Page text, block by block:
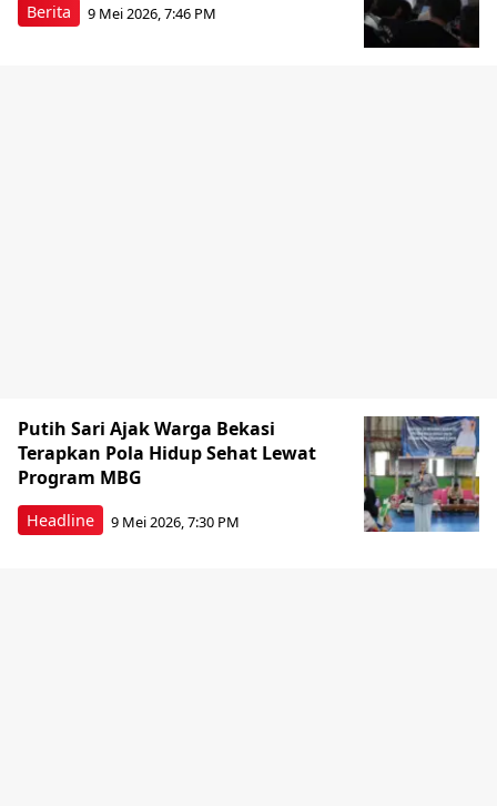
Berita 9 Mei 2026, 7:46 PM
Headline
Putih Sari Ajak Warga Bekasi
Terapkan Pola Hidup Sehat Lewat
Program MBG
9 Mei 2026, 7:30 PM